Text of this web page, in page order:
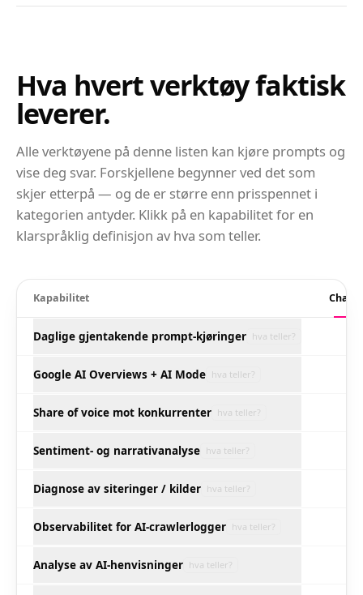
Hva hvert verktøy faktisk
leverer.
Alle verktøyene på denne listen kan kjøre prompts og
vise deg svar. Forskjellene begynner ved det som
skjer etterpå — og de er større enn prisspennet i
kategorien antyder. Klikk på en kapabilitet for en
klarspråklig definisjon av hva som teller.
Kapabilitet
Daglige gjentakende prompt-kjøringer hva teller?
Google AI Overviews + AI Mode hva teller?
Share of voice mot konkurrenter hva teller?
Sentiment- og narrativanalyse hva teller?
Diagnose av siteringer / kilder hva teller?
Observabilitet for AI-crawlerlogger hva teller?
Analyse av AI-henvisninger hva teller?